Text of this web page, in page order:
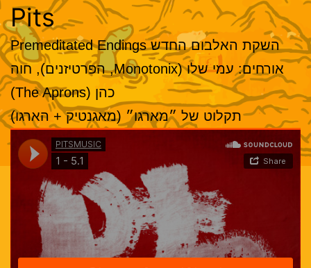
Pits
השקת האלבום החדש Premeditated Endings
אורחים: עמי שלו (Monotonix, הפרטיזנים), חוה
כהן (The Aprons)
תקלוט של ״מארגו״ (מאגנטיק + הארגו)